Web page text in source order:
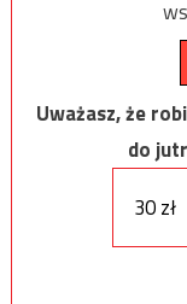
Uważasz, że
do
30 zł